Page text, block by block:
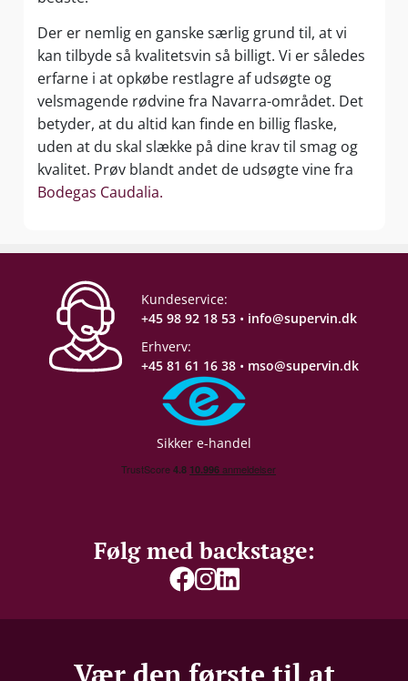
Der er nemlig en ganske særlig grund til, at vi
kan tilbyde så kvalitetsvin så billigt. Vi er således
erfarne i at opkøbe restlagre af udsøgte og
velsmagende rødvine fra Navarra-området. Det
betyder, at du altid kan finde en billig flaske,
uden at du skal slække på dine krav til smag og
kvalitet. Prøv blandt andet de udsøgte vine fra
Bodegas Caudalia.
Kundeservice:
+45 98 92 18 53 • info@supervin.dk
Erhverv:
+45 81 61 16 38 • mso@supervin.dk
Sikker e-handel
Følg med backstage:
Vær den første til at